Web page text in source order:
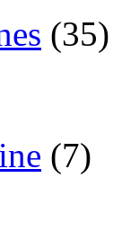
(35)
(7)